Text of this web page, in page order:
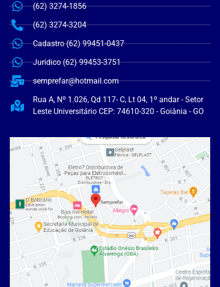
(62) 3274-1856
(62) 3274-3204
Cadastro (62) 99451-0437
Jurídico (62) 99453-3751
semprefar@hotmail.com
Rua A, Nº 1.026, Qd 117- C, Lt 04, 1º andar - Setor
Leste Universitário CEP: 74610-320 - Goiânia - GO